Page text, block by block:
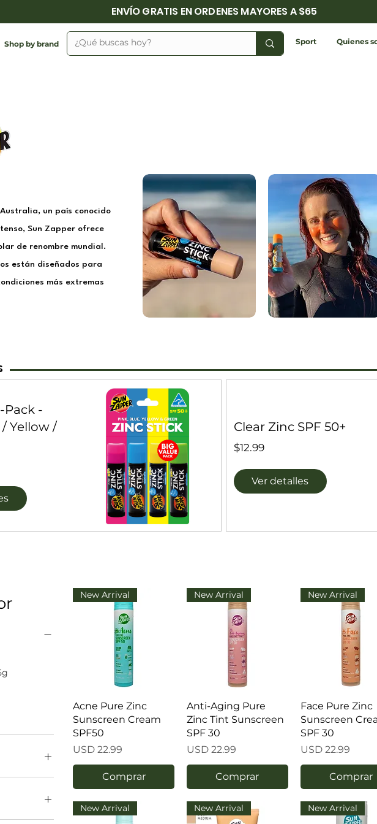
ENVÍO GRATIS EN ORDENES MAYORES A $65
Shop by brand Sport Quienes
un país conocido
Sun Zapper ofrece
de renombre mundial.
están diseñados para
más extremas
Pack -
Yellow /
Clear Zinc SPF 50+
$12.99Precio
Ver detalles
New Arrival
Acne Pure Zinc
Sunscreen Cream
SPF50
Precio
USD 22.99
Comprar
New Arrival
Anti-Aging Pure
Zinc Tint Sunscreen
SPF 30
Precio
USD 22.99
Comprar
New Arrival
Face Pure Zinc
Sunscreen
SPF 30
Precio
USD 22.99
Comprar
New Arrival New Arrival New Arrival